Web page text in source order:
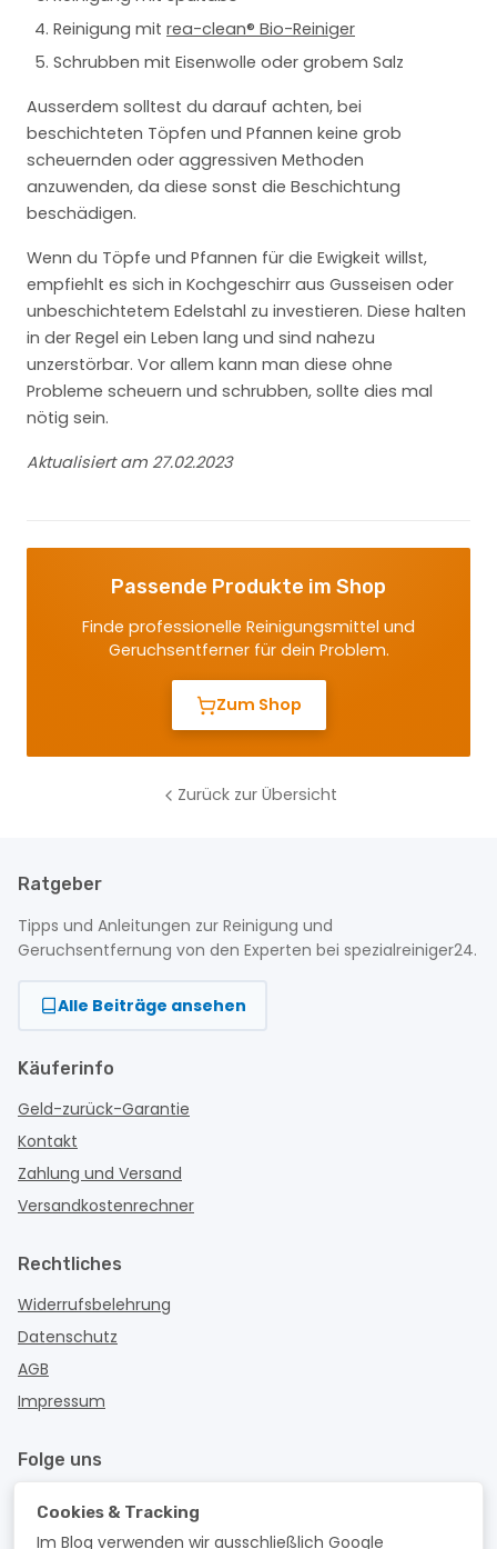
Reinigung mit rea-clean® Bio-Reiniger
Schrubben mit Eisenwolle oder grobem Salz
Ausserdem solltest du darauf achten, bei
beschichteten Töpfen und Pfannen keine grob
scheuernden oder aggressiven Methoden
anzuwenden, da diese sonst die Beschichtung
beschädigen.
Wenn du Töpfe und Pfannen für die Ewigkeit willst,
empfiehlt es sich in Kochgeschirr aus Gusseisen oder
unbeschichtetem Edelstahl zu investieren. Diese halten
in der Regel ein Leben lang und sind nahezu
unzerstörbar. Vor allem kann man diese ohne
Probleme scheuern und schrubben, sollte dies mal
nötig sein.
Aktualisiert am 27.02.2023
Passende Produkte im Shop
Finde professionelle Reinigungsmittel und
Geruchsentferner für dein Problem.
Zum Shop
Zurück zur Übersicht
Ratgeber
Tipps und Anleitungen zur Reinigung und
Geruchsentfernung von den Experten bei spezialreiniger24.
Alle Beiträge ansehen
Käuferinfo
Geld-zurück-Garantie
Kontakt
Zahlung und Versand
Versandkostenrechner
Rechtliches
Widerrufsbelehrung
Datenschutz
AGB
Impressum
Folge uns
Cookies & Tracking
Im Blog verwenden wir ausschließlich Google